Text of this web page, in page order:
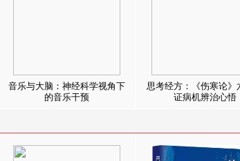
音乐与大脑：神经科学视角下
的音乐干预
思考经方：《伤寒论》
证病机辨治心悟